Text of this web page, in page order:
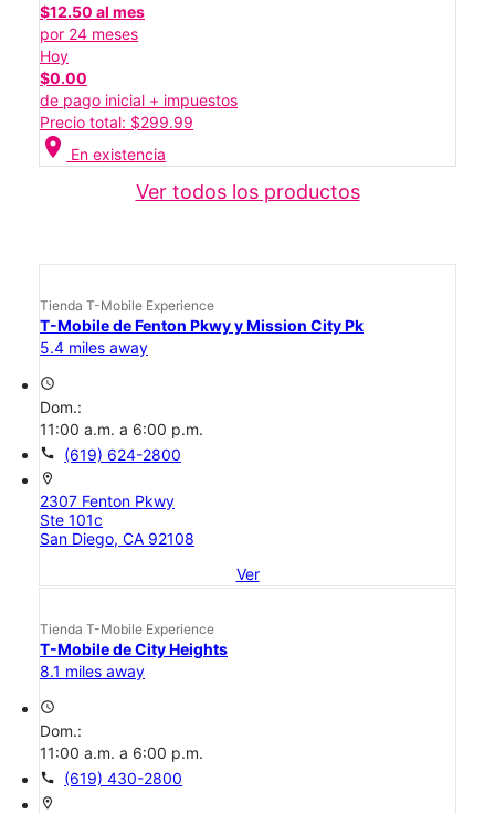
$12.50 al mes
por 24 meses
Hoy
$0.00
de pago inicial + impuestos
Precio total: $299.99
location_on En existencia
Ver todos los productos
Tienda T-Mobile Experience
T-Mobile de Fenton Pkwy y Mission City Pk
5.4 miles away
access_time
Dom.:
11:00 a.m. a 6:00 p.m.
call (619) 624-2800
location_on
2307 Fenton Pkwy
Ste 101c
San Diego, CA 92108
Ver
Tienda T-Mobile Experience
T-Mobile de City Heights
8.1 miles away
access_time
Dom.:
11:00 a.m. a 6:00 p.m.
call (619) 430-2800
location_on